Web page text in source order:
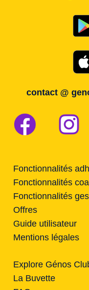
contact @
Fonctionnalités
Fonctionnalités
Fonctionnalités
Offres
Guide utilisateur
Mentions légales
Explore Génos
La Buvette